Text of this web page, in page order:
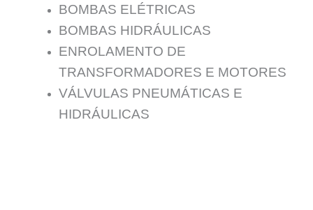
BOMBAS ELÉTRICAS
BOMBAS HIDRÁULICAS
ENROLAMENTO DE
TRANSFORMADORES E MOTORES
VÁLVULAS PNEUMÁTICAS E
HIDRÁULICAS